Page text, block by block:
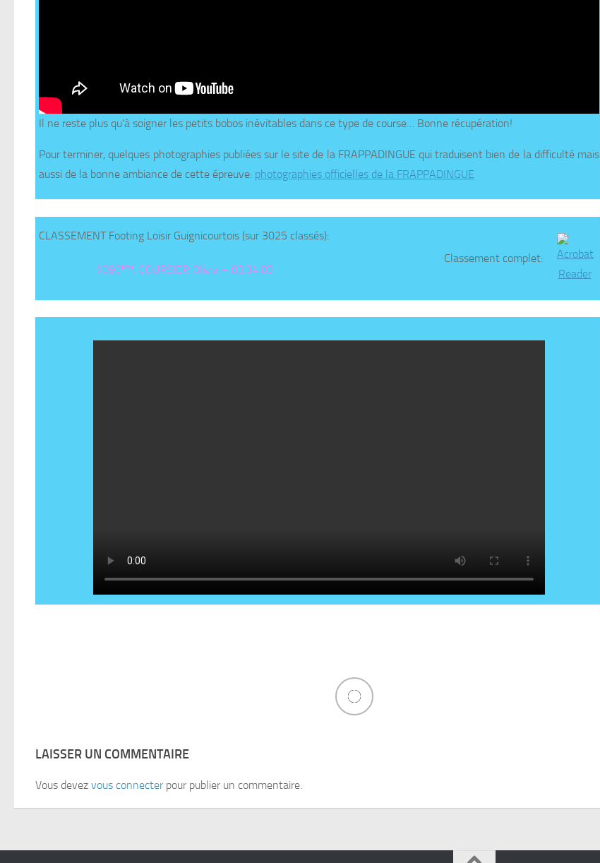
Il ne reste plus qu'à soigner les petits bobos inévitables dans ce type de course… Bonne récupération!
Pour terminer, quelques photographies publiées sur le site de la FRAPPADINGUE qui traduisent bien de la difficulté mais
aussi de la bonne ambiance de cette épreuve: photographies officielles de la FRAPPADINGUE
CLASSEMENT Footing Loisir Guignicourtois (sur 3025 classés):
1090ème: COURSIER Olivia – 03:34:03
Classement complet:
LAISSER UN COMMENTAIRE
Vous devez vous connecterpour publier un commentaire.